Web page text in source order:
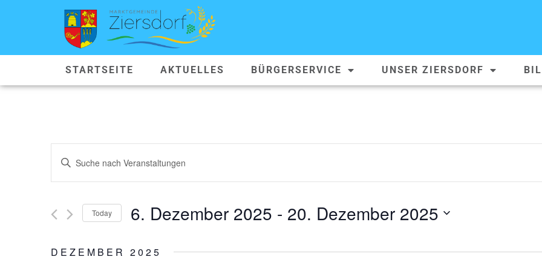
STARTSEITE AKTUELLES BÜRGERSERVICE UNSER ZIERSDORF
VERANSTALTUNGEN
SUCHE
UND
ANSICHTEN,
NAVIGATION
Geben
Sie
Schlüsselwort.
Veranstaltungen
Schlüsselwort.
Today 6. Dezember 2025 - 20. Dezember 2025
DEZEMBER 2025